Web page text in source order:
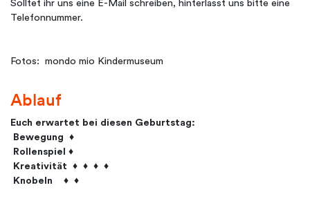
Solltet ihr uns eine E-Mail schreiben, hinterlasst uns bitte eine
Telefonnummer.
Fotos: mondo mio Kindermuseum
Ablauf
Euch erwartet bei diesen Geburtstag:
Bewegung ♦
Rollenspiel ♦
Kreativität ♦ ♦ ♦ ♦
Knobeln ♦ ♦